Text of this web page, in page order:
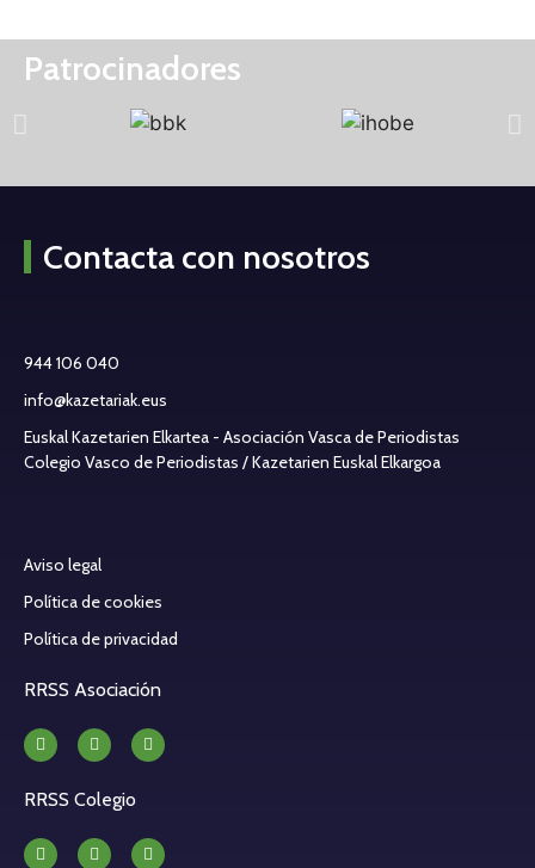
Patrocinadores
Contacta con nosotros
944 106 040
info@kazetariak.eus
Euskal Kazetarien Elkartea - Asociación Vasca de Periodistas
Colegio Vasco de Periodistas / Kazetarien Euskal Elkargoa
Aviso legal
Política de cookies
Política de privacidad
RRSS Asociación
RRSS Colegio